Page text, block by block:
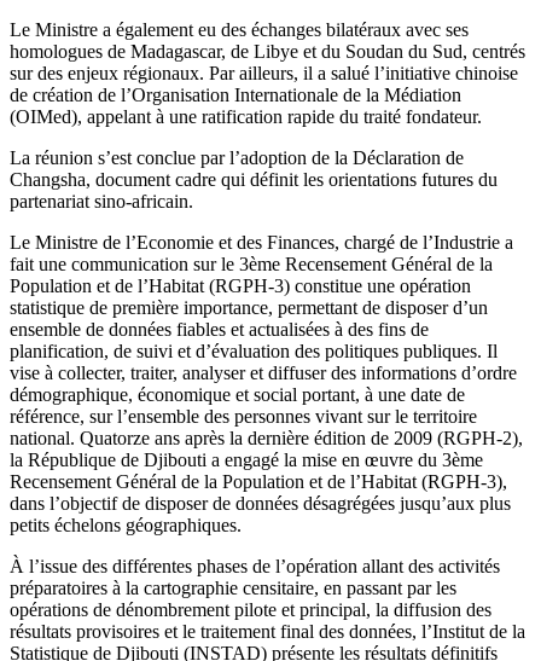
Le Ministre a également eu des échanges bilatéraux avec ses
homologues de Madagascar, de Libye et du Soudan du Sud, centrés
sur des enjeux régionaux. Par ailleurs, il a salué l’initiative chinoise
de création de l’Organisation Internationale de la Médiation
(OIMed), appelant à une ratification rapide du traité fondateur.
La réunion s’est conclue par l’adoption de la Déclaration de
Changsha, document cadre qui définit les orientations futures du
partenariat sino-africain.
Le Ministre de l’Economie et des Finances, chargé de l’Industrie a
fait une communication sur le 3ème Recensement Général de la
Population et de l’Habitat (RGPH-3) constitue une opération
statistique de première importance, permettant de disposer d’un
ensemble de données fiables et actualisées à des fins de
planification, de suivi et d’évaluation des politiques publiques. Il
vise à collecter, traiter, analyser et diffuser des informations d’ordre
démographique, économique et social portant, à une date de
référence, sur l’ensemble des personnes vivant sur le territoire
national. Quatorze ans après la dernière édition de 2009 (RGPH-2),
la République de Djibouti a engagé la mise en œuvre du 3ème
Recensement Général de la Population et de l’Habitat (RGPH-3),
dans l’objectif de disposer de données désagrégées jusqu’aux plus
petits échelons géographiques.
À l’issue des différentes phases de l’opération allant des activités
préparatoires à la cartographie censitaire, en passant par les
opérations de dénombrement pilote et principal, la diffusion des
résultats provisoires et le traitement final des données, l’Institut de la
Statistique de Djibouti (INSTAD) présente les résultats définitifs